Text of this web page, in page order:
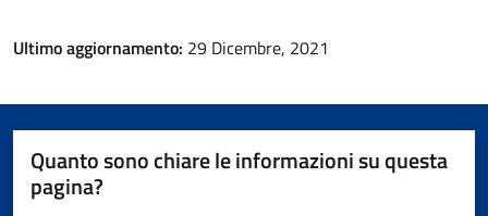
Ultimo aggiornamento: 29 Dicembre, 2021
Quanto sono chiare le informazioni su questa
pagina?